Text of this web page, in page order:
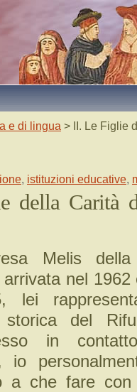
e di lingua > II. Le Figlie
, istituzioni educative,
della Carità
Melis
nel
lei
storica del
in
a che fare